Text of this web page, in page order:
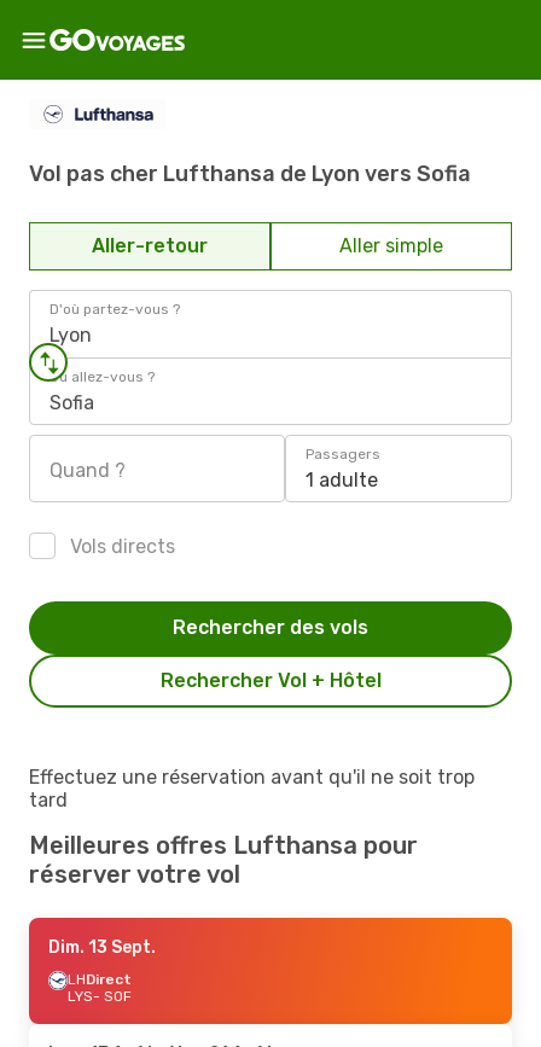
Vol pas cher Lufthansa de Lyon vers Sofia
Aller-retour Aller simple
D'où partez-vous ?
Lyon
Où allez-vous ?
Sofia
Quand ?
Passagers
1 adulte
Vols directs
Rechercher Vol + Hôtel
Rechercher des vols
Effectuez une réservation avant qu'il ne soit trop
tard
Meilleures offres Lufthansa pour
réserver votre vol
Dim. 13 Sept.
LHDirect
LYS- SOF